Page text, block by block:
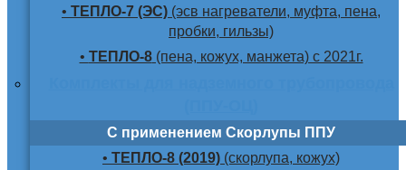
• ТЕПЛО-7 (ЭС) (эсв нагреватели, муфта, пена,
пробки, гильзы)
• ТЕПЛО-8(пена, кожух, манжета) с 2021г.
С применением Скорлупы ППУ
• ТЕПЛО-8 (2019) (скорлупа, кожух)